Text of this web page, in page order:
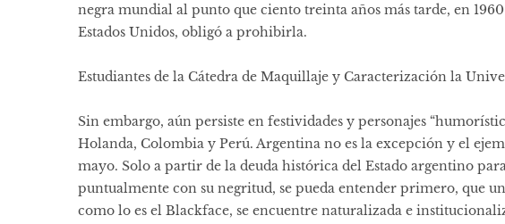
negra mundial al punto que ciento treinta años más tarde, en
Estados Unidos, obligó a prohibirla.
Estudiantes de la Cátedra de Maquillaje y Caracterización la
Sin embargo, aún persiste en festividades y personajes
Holanda, Colombia y Perú. Argentina no es la excepción y el
mayo. Solo a partir de la deuda histórica del Estado argentino
puntualmente con su negritud, se pueda entender primero, que
como lo es el Blackface, se encuentre naturalizada e